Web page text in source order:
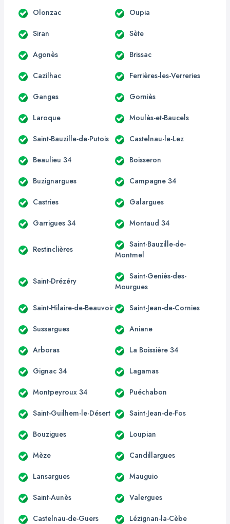
Olonzac Oupia
Siran Sète
Agonès Brissac
Cazilhac Ferrières-les-Verreries
Ganges Gorniès
Laroque Moulès-et-Baucels
Saint-Bauzille-de-Putois Castelnau-le-Lez
Beaulieu 34 Boisseron
Buzignargues Campagne 34
Castries Galargues
Garrigues 34 Montaud 34
Restinclières
Saint-Bauzille-de-
Montmel
Saint-Drézéry
Saint-Geniès-des-
Mourgues
Saint-Hilaire-de-Beauvoir Saint-Jean-de-Cornies
Sussargues Aniane
Arboras La Boissière 34
Gignac 34 Lagamas
Montpeyroux 34 Puéchabon
Saint-Guilhem-le-Désert Saint-Jean-de-Fos
Bouzigues Loupian
Mèze Candillargues
Lansargues Mauguio
Saint-Aunès Valergues
Castelnau-de-Guers Lézignan-la-Cèbe